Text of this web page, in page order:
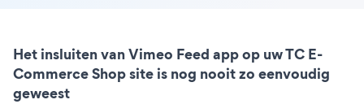
Het insluiten van Vimeo Feed app op uw TC E-
Commerce Shop site is nog nooit zo eenvoudig
geweest